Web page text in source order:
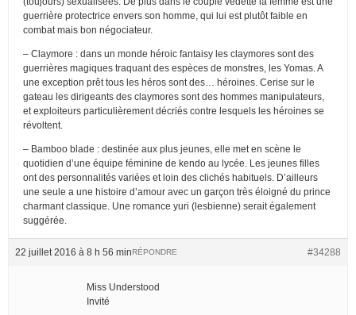
guerrière protectrice envers son homme, qui lui est plutôt faible en
combat mais bon négociateur.
– Claymore : dans un monde héroic fantaisy les claymores sont des
guerrières magiques traquant des espèces de monstres, les Yomas. A
une exception prêt tous les héros sont des… héroines. Cerise sur le
gateau les dirigeants des claymores sont des hommes manipulateurs,
et exploiteurs particulièrement décriés contre lesquels les héroines se
révoltent.
– Bamboo blade : destinée aux plus jeunes, elle met en scène le
quotidien d’une équipe féminine de kendo au lycée. Les jeunes filles
ont des personnalités variées et loin des clichés habituels. D’ailleurs
une seule a une histoire d’amour avec un garçon très éloigné du prince
charmant classique. Une romance yuri (lesbienne) serait également
suggérée.
22 juillet 2016 à 8 h 56 min #34288
RÉPONDRE
Miss Understood
Invité